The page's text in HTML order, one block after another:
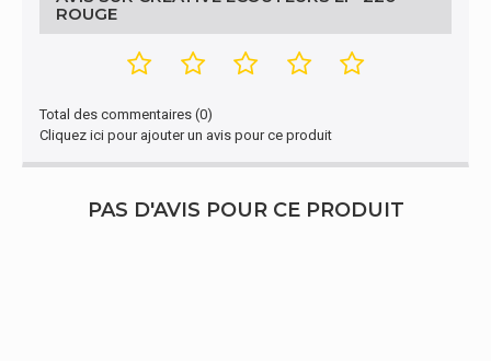
ROUGE
Total des commentaires (0)
Cliquez ici pour ajouter un avis pour ce produit
PAS D'AVIS POUR CE PRODUIT